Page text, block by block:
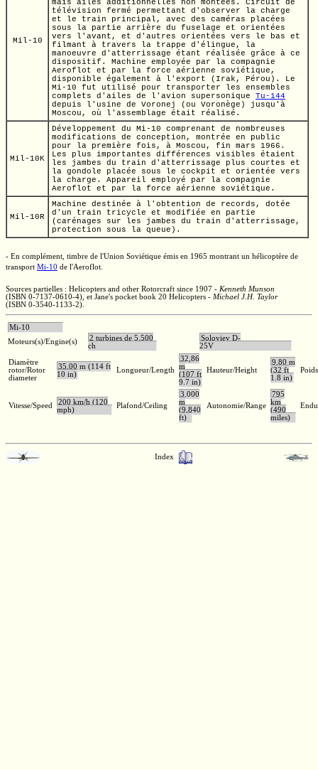
Mil-10
mais ailes additionnelles non montées. Circuit de
télévision fermé permettant d'observer la charge
et le train principal, avec des caméras placées
sous la partie arrière du fuselage et orientées
vers l'avant, et d'autres orientées vers le bas et
filmant à travers la trappe d'élingue, la
manoeuvre d'atterrissage étant réalisée grâce à ce
dispositif. Machine employée par la compagnie
Aeroflot et par la force aérienne soviétique,
disponible également à l'export (Irak, Pérou). Le
Mi-10 fut utilisé pour transporter les ensembles
complets d'ailes de l'avion supersonique Tu-144
depuis l'usine de Voronej (ou Voronège) jusqu'à
Moscou, où l'assemblage était réalisé.
Mil-10K
Développement du Mi-10 comprenant de nombreuses
modifications de conception, montrée en public
pour la première fois, à Moscou, fin mars 1966.
Les plus importantes différences visibles étaient
les jambes du train d'atterrissage plus courtes et
la gondole placée sous le cockpit et orientée vers
la charge. Appareil employé par la compagnie
Aeroflot et par la force aérienne soviétique.
Mil-10R
Machine destinée à l'obtention de records, dotée
d'un train tricycle et modifiée en partie
(carénages sur les jambes du train d'atterrissage,
protection sous la queue).
- En complément, timbre de l'Union Soviétique émis en 1965 montrant un hélicoptère de
transport Mi-10 de l'Aeroflot.
Sources partielles : Helicopters and other Rotorcraft since 1907 - Kenneth Munson
(ISBN 0-7137-0610-4), et Jane's pocket book 20 Helicopters - Michael J.H. Taylor
(ISBN 0-3540-1133-2)
Mi-10
Moteurs(s)/Engine(s)
2 turbines de 5.500
ch
Soloviev D-
25V
Diamètre
rotor/Rotor
diameter
35,00 m (114 ft
10 in)
Longueur/Length
32,86
m
(107 ft
9.7 in)
Hauteur/Height
9,80 m
(32 ft
1.8 in)
Vitesse/Speed
200 km/h (120
mph)
Plafond/Ceiling
3.000
m
(9,840
ft)
Autonomie/Range
795
km
(490
miles)
Index